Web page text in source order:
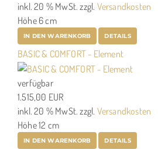
inkl. 20 % MwSt. zzgl. Versandkosten
Höhe 6 cm
IN DEN WARENKORB DETAILS
BASIC & COMFORT - Element
verfügbar
1.515,00 EUR
inkl. 20 % MwSt. zzgl. Versandkosten
Höhe 12 cm
IN DEN WARENKORB DETAILS